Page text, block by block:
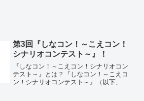
第3回『しなコン！～こえコン！
シナリオコンテスト～』！
『しなコン！～こえコン！シナリオコン
テスト～』とは？『しなコン！～こえコ
ン！シナリオコンテスト～』（以下、